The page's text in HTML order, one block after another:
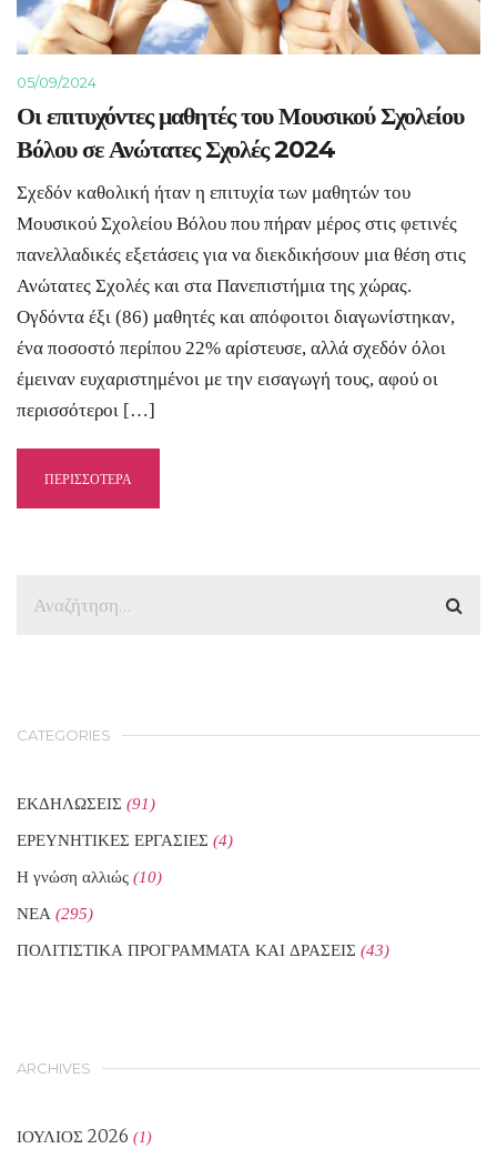
05/09/2024
Οι επιτυχόντες μαθητές του Μουσικού Σχολείου
Βόλου σε Ανώτατες Σχολές 2024
Σχεδόν καθολική ήταν η επιτυχία των μαθητών του
Μουσικού Σχολείου Βόλου που πήραν μέρος στις φετινές
πανελλαδικές εξετάσεις για να διεκδικήσουν μια θέση στις
Ανώτατες Σχολές και στα Πανεπιστήμια της χώρας.
Ογδόντα έξι (86) μαθητές και απόφοιτοι διαγωνίστηκαν,
ένα ποσοστό περίπου 22% αρίστευσε, αλλά σχεδόν όλοι
έμειναν ευχαριστημένοι με την εισαγωγή τους, αφού οι
περισσότεροι […]
ΠΕΡΙΣΣΟΤΕΡΑ
CATEGORIES
ΕΚΔΗΛΩΣΕΙΣ (91)
ΕΡΕΥΝΗΤΙΚΕΣ ΕΡΓΑΣΙΕΣ (4)
Η γνώση αλλιώς (10)
ΝΕΑ (295)
ΠΟΛΙΤΙΣΤΙΚΑ ΠΡΟΓΡΑΜΜΑΤΑ ΚΑΙ ΔΡΑΣΕΙΣ (43)
ARCHIVES
ΙΟΎΛΙΟΣ 2026 (1)